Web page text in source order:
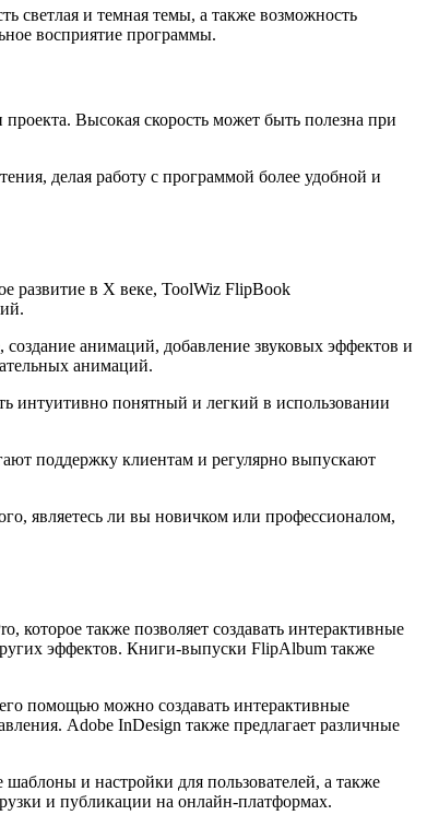
светлая и темная темы, а также возможность
восприятие программы.
Высокая скорость может быть полезна при
делая работу с программой более удобной и
развитие в X веке, ToolWiz FlipBook
анимаций, добавление звуковых эффектов и
анимаций.
интуитивно понятный и легкий в использовании
поддержку клиентам и регулярно выпускают
являетесь ли вы новичком или профессионалом,
также позволяет создавать интерактивные
эффектов. Книги-выпуски FlipAlbum также
помощью можно создавать интерактивные
Adobe InDesign также предлагает различные
и настройки для пользователей, а также
и публикации на онлайн-платформах.